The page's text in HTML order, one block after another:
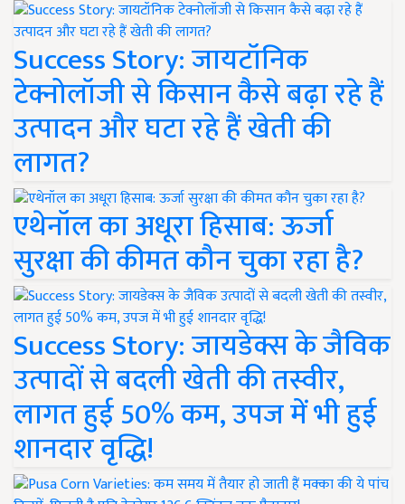
Success Story: जायटॉनिक
टेक्नोलॉजी से किसान कैसे बढ़ा रहे हैं
उत्पादन और घटा रहे हैं खेती की
लागत?
एथेनॉल का अधूरा हिसाब: ऊर्जा
सुरक्षा की कीमत कौन चुका रहा है?
Success Story: जायडेक्स के जैविक
उत्पादों से बदली खेती की तस्वीर,
लागत हुई 50% कम, उपज में भी हुई
शानदार वृद्धि!